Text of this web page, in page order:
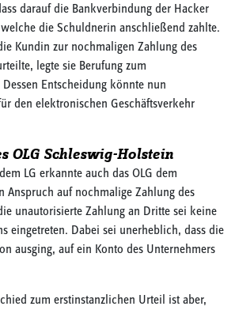
darauf die Bankverbindung der Hacker
die Schuldnerin anschließend zahlte.
Kundin zur nochmaligen Zahlung des
legte sie Berufung zum
Entscheidung könnte nun
den elektronischen Geschäftsverkehr
OLG Schleswig-Holstein
LG erkannte auch das OLG dem
Anspruch auf nochmalige Zahlung des
unautorisierte Zahlung an Dritte sei keine
eingetreten. Dabei sei unerheblich, dass die
ausging, auf ein Konto des Unternehmers
zum erstinstanzlichen Urteil ist aber,